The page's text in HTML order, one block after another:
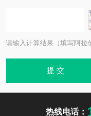
请输入计算结果（填写阿拉
热线电话：